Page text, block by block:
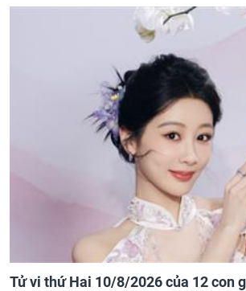
Tử vi thứ Hai 10/8/2026 của 12 con